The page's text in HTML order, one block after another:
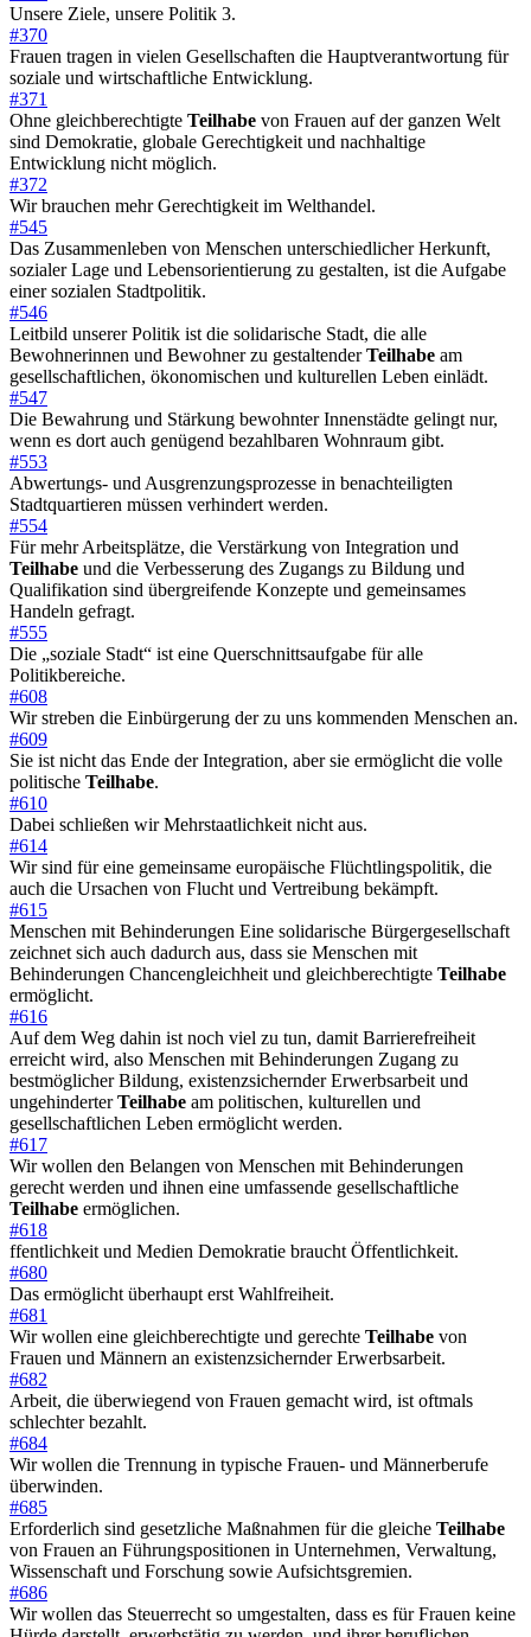
Unsere Ziele, unsere Politik 3.
#370
Frauen tragen in vielen Gesellschaften die Hauptverantwortung für
soziale und wirtschaftliche Entwicklung.
#371
Ohne gleichberechtigte Teilhabe von Frauen auf der ganzen Welt
sind Demokratie, globale Gerechtigkeit und nachhaltige
Entwicklung nicht möglich.
#372
Wir brauchen mehr Gerechtigkeit im Welthandel.
#545
Das Zusammenleben von Menschen unterschiedlicher Herkunft,
sozialer Lage und Lebensorientierung zu gestalten, ist die Aufgabe
einer sozialen Stadtpolitik.
#546
Leitbild unserer Politik ist die solidarische Stadt, die alle
Bewohnerinnen und Bewohner zu gestaltenderTeilhabe am
gesellschaftlichen, ökonomischen und kulturellen Leben einlädt.
#547
Die Bewahrung und Stärkung bewohnter Innenstädte gelingt nur,
wenn es dort auch genügend bezahlbaren Wohnraum gibt.
#553
Abwertungs- und Ausgrenzungsprozesse in benachteiligten
Stadtquartieren müssen verhindert werden.
#554
Für mehr Arbeitsplätze, die Verstärkung von Integration und
Teilhabe und die Verbesserung des Zugangs zu Bildung und
Qualifikation sind übergreifende Konzepte und gemeinsames
Handeln gefragt.
#555
Die „soziale Stadt“ ist eine Querschnittsaufgabe für alle
Politikbereiche.
#608
Wir streben die Einbürgerung der zu uns kommenden Menschen an.
#609
Sie ist nicht das Ende der Integration, aber sie ermöglicht die volle
politische Teilhabe.
#610
Dabei schließen wir Mehrstaatlichkeit nicht aus.
#614
Wir sind für eine gemeinsame europäische Flüchtlingspolitik, die
auch die Ursachen von Flucht und Vertreibung bekämpft.
#615
Menschen mit Behinderungen Eine solidarische Bürgergesellschaft
zeichnet sich auch dadurch aus, dass sie Menschen mit
Behinderungen Chancengleichheit und gleichberechtigte Teilhabe
ermöglicht.
#616
Auf dem Weg dahin ist noch viel zu tun, damit Barrierefreiheit
erreicht wird, also Menschen mit Behinderungen Zugang zu
bestmöglicher Bildung, existenzsichernder Erwerbsarbeit und
ungehinderterTeilhabe am politischen, kulturellen und
gesellschaftlichen Leben ermöglicht werden.
#617
Wir wollen den Belangen von Menschen mit Behinderungen
gerecht werden und ihnen eine umfassende gesellschaftliche
Teilhabe ermöglichen.
#618
ffentlichkeit und Medien Demokratie braucht Öffentlichkeit.
#680
Das ermöglicht überhaupt erst Wahlfreiheit.
#681
Wir wollen eine gleichberechtigte und gerechte Teilhabe von
Frauen und Männern an existenzsichernder Erwerbsarbeit.
#682
Arbeit, die überwiegend von Frauen gemacht wird, ist oftmals
schlechter bezahlt.
#684
Wir wollen die Trennung in typische Frauen- und Männerberufe
überwinden.
#685
Erforderlich sind gesetzliche Maßnahmen für die gleiche Teilhabe
von Frauen an Führungspositionen in Unternehmen, Verwaltung,
Wissenschaft und Forschung sowie Aufsichtsgremien.
#686
Wir wollen das Steuerrecht so umgestalten, dass es für Frauen keine